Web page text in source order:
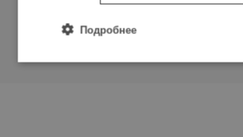
Отдел продаж
Подробнее